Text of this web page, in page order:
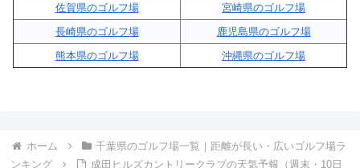
佐賀県のゴルフ場
宮崎県のゴルフ場
長崎県のゴルフ場
鹿児島県のゴルフ場
熊本県のゴルフ場
沖縄県のゴルフ場
ホーム
千葉県のゴルフ場一覧｜距離が長い・広いゴルフ場ラ
ンキング
成田ヒルズカントリークラブの天気予報（週末・10日